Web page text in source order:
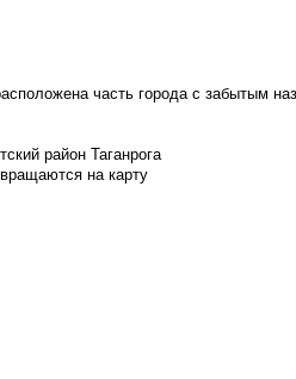
часть города с забытым
район Таганрога
на карту